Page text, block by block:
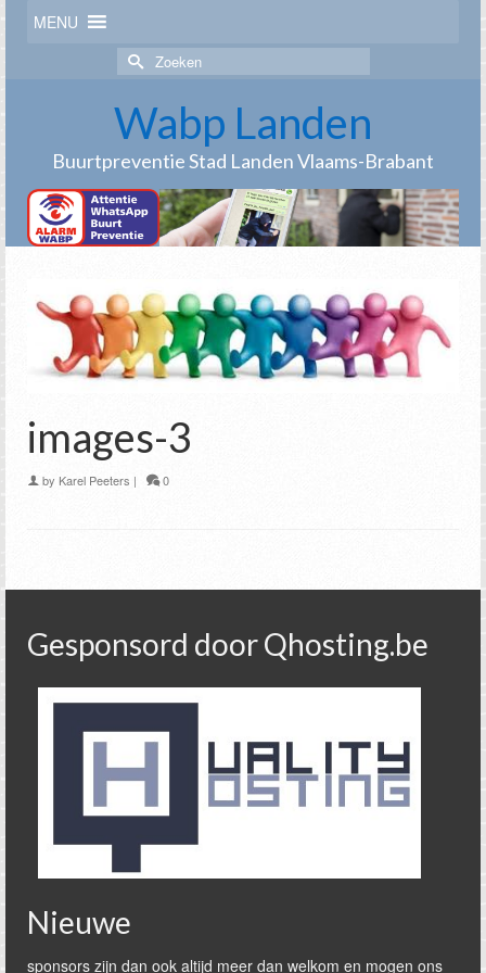
MENU
Zoek
naar:
Wabp Landen
Buurtpreventie Stad Landen Vlaams-Brabant
images-3
by Karel Peeters | 0
Gesponsord door Qhosting.be
Nieuwe
sponsors zijn dan ook altijd meer dan welkom en mogen ons